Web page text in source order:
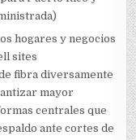
hogares y negocios
sites
fibra diversamente
mayor
centrales que
ante cortes de